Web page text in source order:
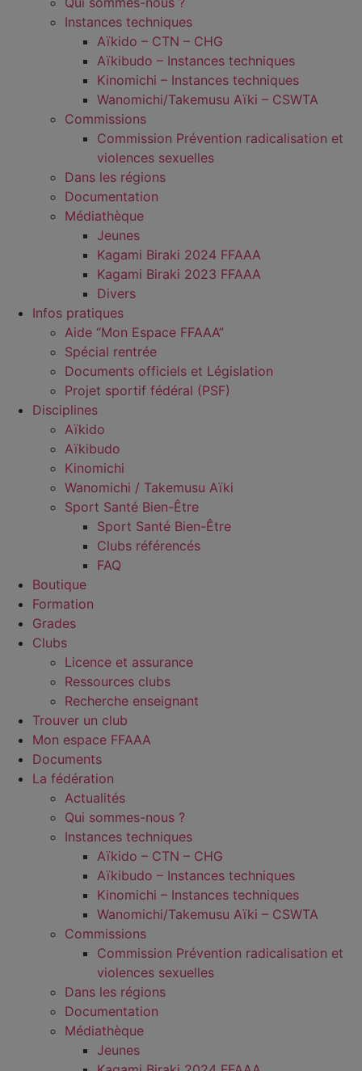
Instances techniques
Aïkido – CTN – CHG
Aïkibudo – Instances techniques
Kinomichi – Instances techniques
Wanomichi/Takemusu Aïki – CSWTA
Commissions
Commission Prévention radicalisation et
violences sexuelles
Dans les régions
Documentation
Médiathèque
Jeunes
Kagami Biraki 2024 FFAAA
Kagami Biraki 2023 FFAAA
Divers
Infos pratiques
Aide “Mon Espace FFAAA”
Spécial rentrée
Documents officiels et Législation
Projet sportif fédéral (PSF)
Disciplines
Aïkido
Aïkibudo
Kinomichi
Wanomichi / Takemusu Aïki
Sport Santé Bien-Être
Sport Santé Bien-Être
Clubs référencés
FAQ
Boutique
Formation
Grades
Clubs
Licence et assurance
Ressources clubs
Recherche enseignant
Trouver un club
Mon espace FFAAA
Documents
La fédération
Actualités
Qui sommes-nous ?
Instances techniques
Aïkido – CTN – CHG
Aïkibudo – Instances techniques
Kinomichi – Instances techniques
Wanomichi/Takemusu Aïki – CSWTA
Commissions
Commission Prévention radicalisation et
violences sexuelles
Dans les régions
Documentation
Médiathèque
Jeunes